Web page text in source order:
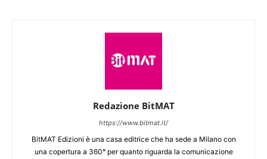
Redazione BitMAT
https://www.bitmat.it/
BitMAT Edizioni è una casa editrice che ha sede a Milano con
una copertura a 360° per quanto riguarda la comunicazione